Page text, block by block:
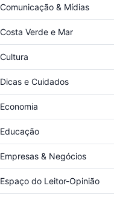
Comunicação & Mídias
Costa Verde e Mar
Cultura
Dicas e Cuidados
Economia
Educação
Empresas & Negócios
Espaço do Leitor-Opinião